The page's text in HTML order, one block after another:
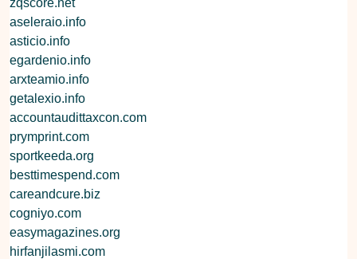
aseleraio.info
asticio.info
egardenio.info
arxteamio.info
getalexio.info
accountaudittaxcon.com
prymprint.com
sportkeeda.org
besttimespend.com
careandcure.biz
cogniyo.com
easymagazines.org
hirfanjilasmi.com